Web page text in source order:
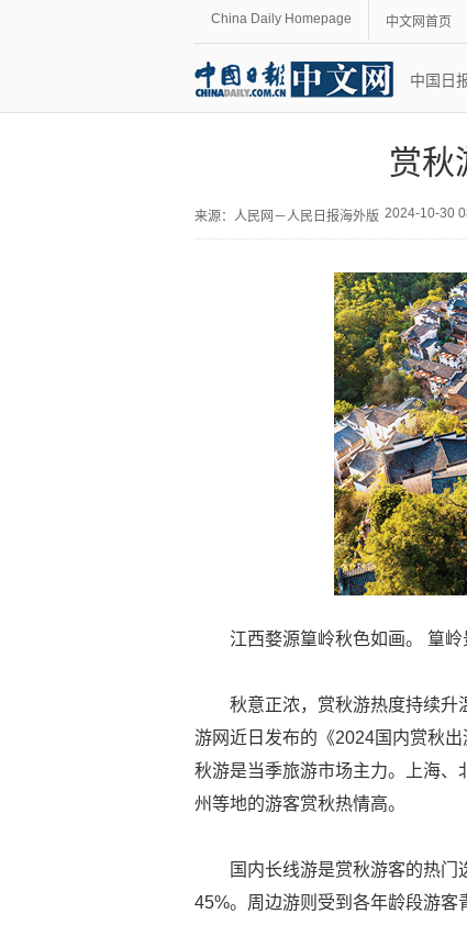
China Daily Homepage 中文网首页
中国日
赏秋
来源： 人民网－人民日报海外版 2024-10-30
江西婺源篁岭秋色如画。 篁岭
秋意正浓，赏秋游热度持续升
游网近日发布的《2024国内赏秋
秋游是当季旅游市场主力。上海
州等地的游客赏秋热情高。
国内长线游是赏秋游客的热
45%。周边游则受到各年龄段游